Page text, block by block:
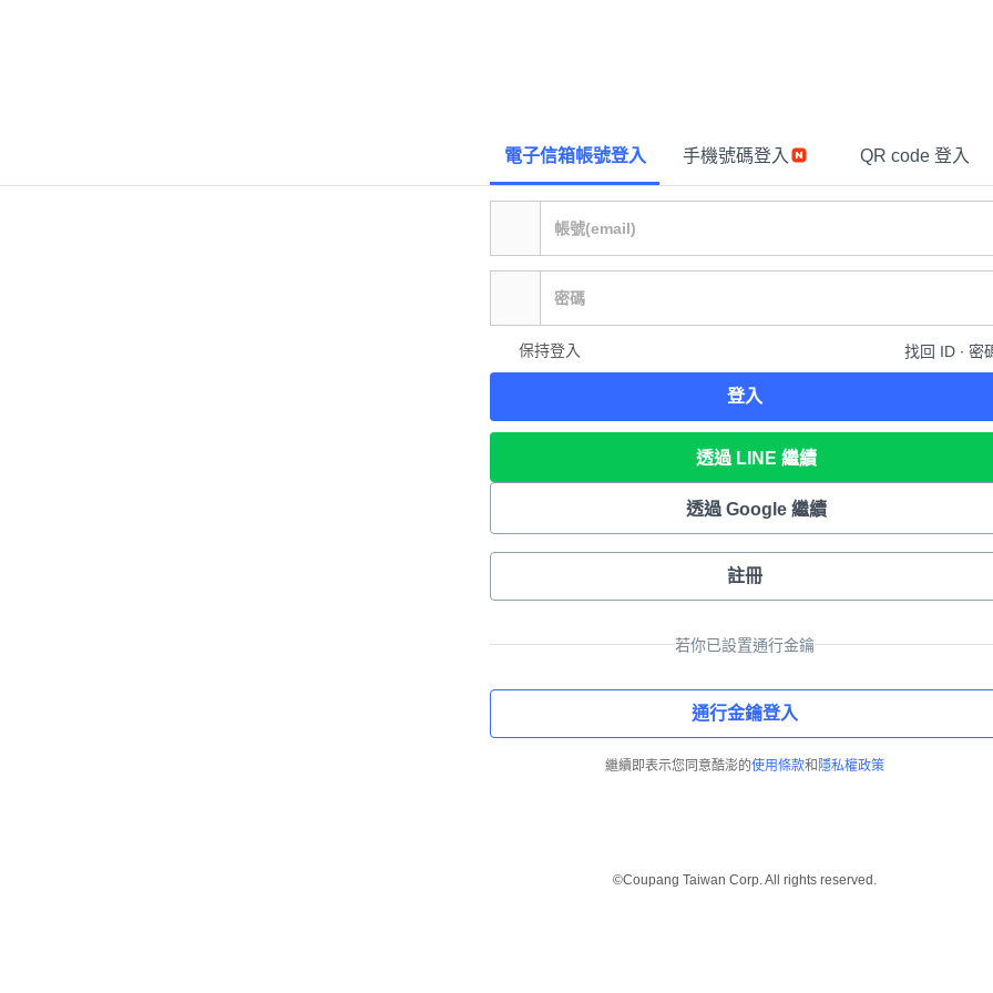
電子信箱帳號登入 手機號碼登入 QR code 登入
保持登入 找回 ID ∙ 密
登入
透過 LINE 繼續
透過 Google 繼續
註冊
若你已設置通行金鑰
通行金鑰登入
繼續即表示您同意酷澎的使用條款和 隱私權政策
©Coupang Taiwan Corp. All rights reserved.